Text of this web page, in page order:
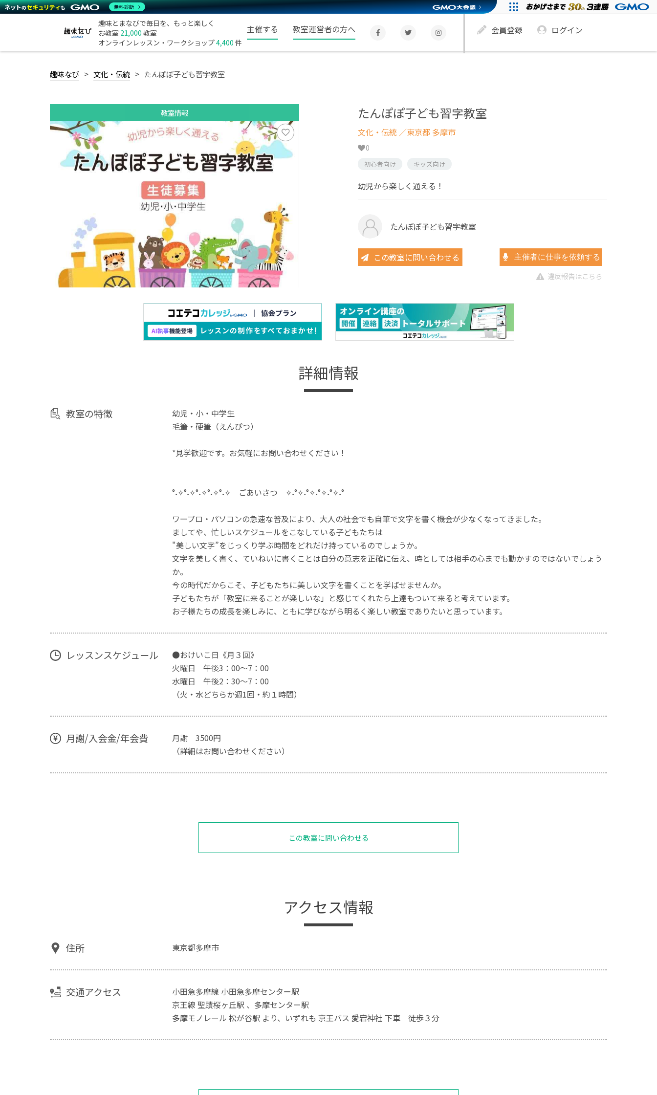
趣味とまなびで毎日を、もっと楽しく
お教室 21,000 教室
オンラインレッスン・ワークショップ4,400 件
主催する 教室運営者の方へ 会員登録 ログイン
趣味なび 文化・伝統 たんぽぽ子ども習字教室
教室情報 たんぽぽ子ども習字教室
文化・伝統 ／東京都 多摩市
0
初心者向け キッズ向け
幼児から楽しく通える！
たんぽぽ子ども習字教室
この教室に問い合わせる 主催者に仕事を依頼する
違反報告はこちら
詳細情報
教室の特徴
幼児・小・中学生
毛筆・硬筆（えんぴつ）
*見学歓迎です。お気軽にお問い合わせください！
°˖✧°˖✧°˖✧°˖✧°˖✧ ごあいさつ ✧˖°✧˖°✧˖°✧˖°✧˖°
ワープロ・パソコンの急速な普及により、大人の社会でも自筆で文字を書く機会が少なくなってきました。
ましてや、忙しいスケジュールをこなしている子どもたちは
"美しい文字”をじっくり学ぶ時間をどれだけ持っているのでしょうか。
文字を美しく書く、ていねいに書くことは自分の意志を正確に伝え、時としては相手の心までも動かすのではないでしょう
か。
今の時代だからこそ、子どもたちに美しい文字を書くことを学ばせませんか。
子どもたちが「教室に来ることが楽しいな」と感じてくれたら上達もついて来ると考えています。
お子様たちの成長を楽しみに、ともに学びながら明るく楽しい教室でありたいと思っています。
レッスンスケジュール
●おけいこ日《月３回》
火曜日 午後3：00～7：00
水曜日 午後2：30～7：00
（火・水どちらか週1回・約１時間）
月謝/入会金/年会費
月謝 3500円
（詳細はお問い合わせください）
この教室に問い合わせる
アクセス情報
住所 東京都多摩市
交通アクセス
小田急多摩線 小田急多摩センター駅
京王線 聖蹟桜ヶ丘駅 、多摩センター駅
多摩モノレール 松が谷駅 より、いずれも 京王バス 愛宕神社 下車 徒歩３分
無料診断